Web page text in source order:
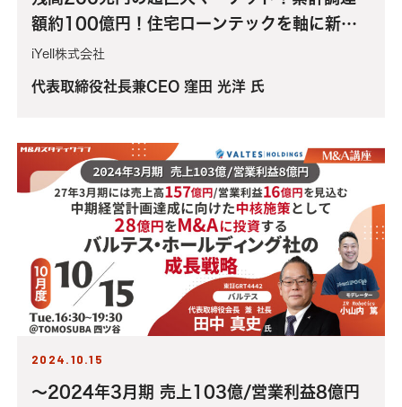
額約100億円！住宅ローンテックを軸に新規
プロダクトを展開するiYell社の資金調達とプ
ロダクトグロースの舞台裏をぶっちゃける！
iYell株式会社
代表取締役社長兼CEO 窪田 光洋 氏
2024.10.15
～2024年3月期 売上103億/営業利益8億円